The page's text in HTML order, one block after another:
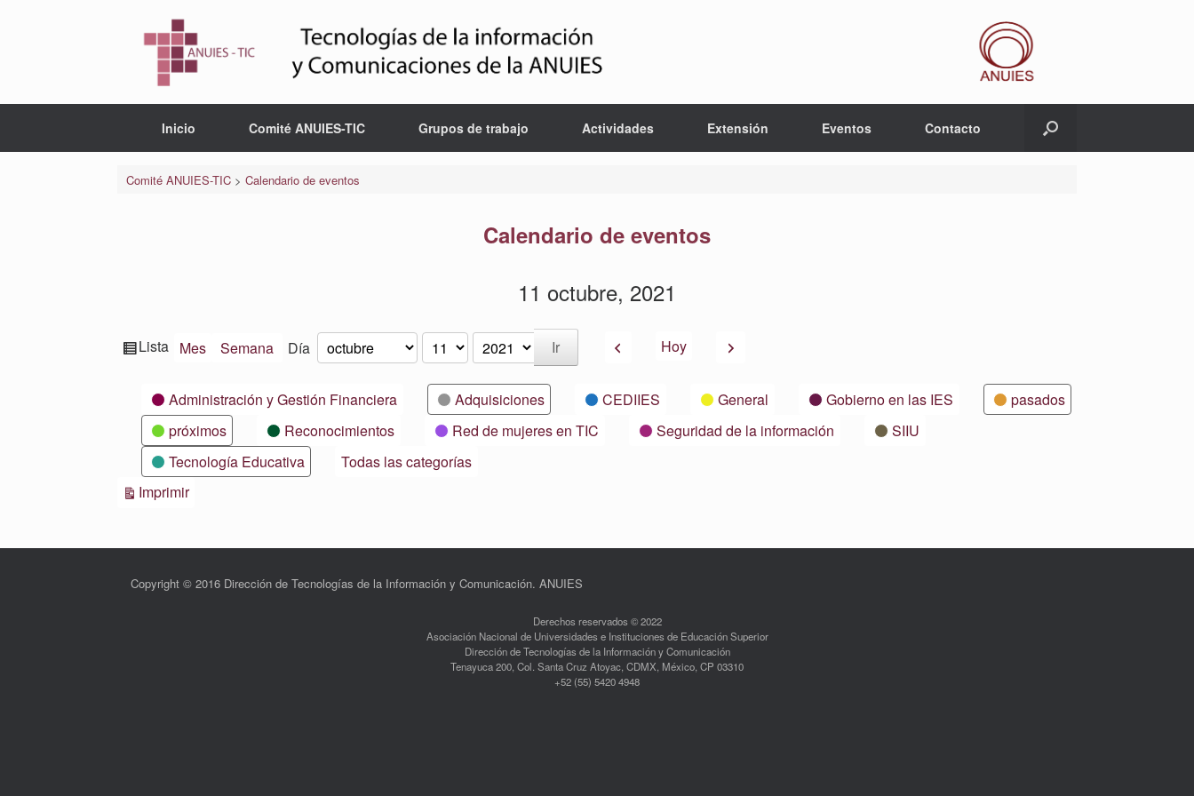
Inicio Comité ANUIES-TIC Grupos de trabajo Actividades Extensión Eventos Contacto
Comité ANUIES-TIC> Calendario de eventos
Calendario de eventos
11 octubre, 2021
Ver
Lista Mes Semana Día Mes
Día
Año AnteriorHoy Siguiente
CategoríasAdministración y Gestión Financiera Adquisiciones CEDIIES General Gobierno en las IES
pasados
próximos
Reconocimientos Red de mujeres en TIC Seguridad de la información
SIIU
Tecnología Educativa
Todas las categorías
ImprimirVistas
Copyright © 2016 Dirección de Tecnologías de la Información y Comunicación. ANUIES
Derechos reservados © 2022
Asociación Nacional de Universidades e Instituciones de Educación Superior
Dirección de Tecnologías de la Información y Comunicación
Tenayuca 200, Col. Santa Cruz Atoyac, CDMX, México, CP 03310
+52 (55) 5420 4948